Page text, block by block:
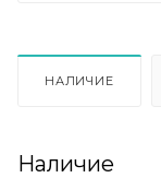
НАЛИЧИЕ
Наличие